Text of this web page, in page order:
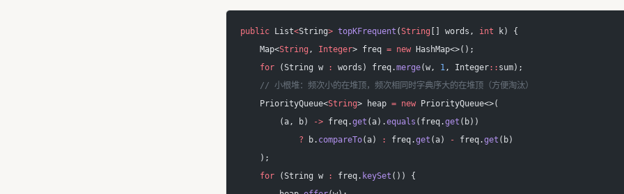
public List<String> topKFrequent (String [] words, int k) {
    Map<
String, Integer> freq = new HashMap<>();
    for
(String w : words) freq.merge(w, 1, Integer:: sum);
    // 小根堆：频次小的在堆顶，频次相同时字典序大的在堆顶（方便淘汰）
    PriorityQueue<
String> heap = new PriorityQueue<>(
        (a, b)
-> freq.get (a).equals (freq.get (b))
            ?
b. compareTo(a) : freq.get (a) - freq.get (b)
    );
    for
(String w : freq. keySet ()) {